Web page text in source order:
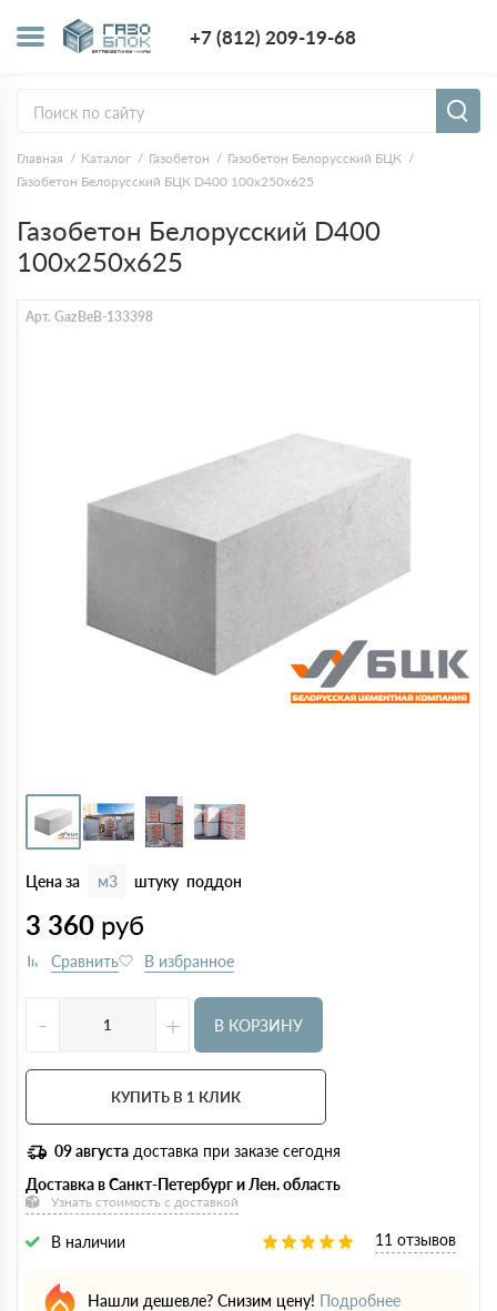
+7 (812) 209-19-68
Главная Каталог Газобетон
Газобетон Белорусский БЦК
Газобетон Белорусский БЦК D400 100x250x625
Газобетон Белорусский D400
100x250x625
Арт. GazBeB-133398
Цена за м3 штуку поддон
3 360 руб
- + В КОРЗИНУ
КУПИТЬ В 1 КЛИК
09 августа доставка при заказе сегодня
Доставка в Санкт-Петербург и Лен. область
Узнать стоимость с доставкой
В наличии 11 отзывов
Нашли дешевле? Снизим цену! Подробнее